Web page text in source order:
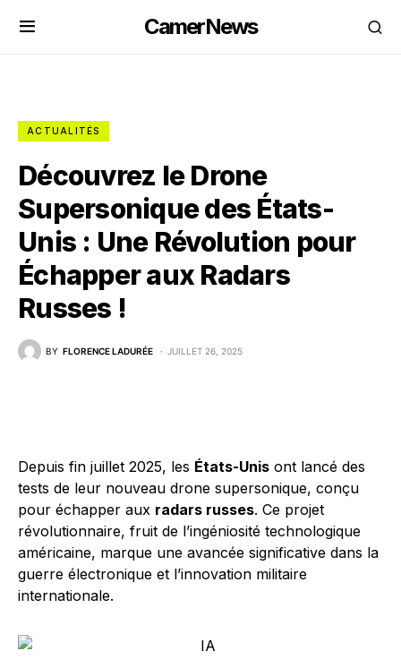
CamerNews
ACTUALITÉS
Découvrez le Drone
Supersonique des États-
Unis : Une Révolution pour
Échapper aux Radars
Russes !
BY FLORENCE LADURÉE JUILLET 26, 2025
Depuis fin juillet 2025, les États-Unis ont lancé des
tests de leur nouveau drone supersonique, conçu
pour échapper aux radars russes. Ce projet
révolutionnaire, fruit de l’ingéniosité technologique
américaine, marque une avancée significative dans la
guerre électronique et l’innovation militaire
internationale.